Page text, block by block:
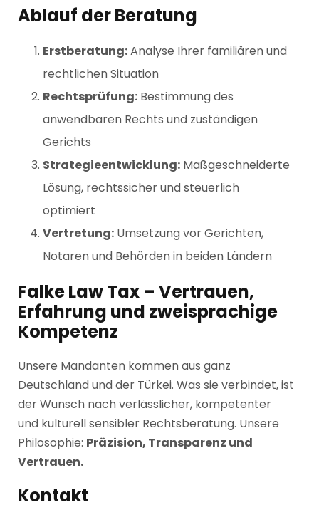
Ablauf der Beratung
Erstberatung:Analyse Ihrer familiären und
rechtlichen Situation
Rechtsprüfung: Bestimmung des
anwendbaren Rechts und zuständigen
Gerichts
Strategieentwicklung: Maßgeschneiderte
Lösung, rechtssicher und steuerlich
optimiert
Vertretung: Umsetzung vor Gerichten,
Notaren und Behörden in beiden Ländern
Falke Law Tax – Vertrauen,
Erfahrung und zweisprachige
Kompetenz
Unsere Mandanten kommen aus ganz
Deutschland und der Türkei. Was sie verbindet, ist
der Wunsch nach verlässlicher, kompetenter
und kulturell sensibler Rechtsberatung. Unsere
Philosophie: Präzision, Transparenz und
Vertrauen.
Kontakt